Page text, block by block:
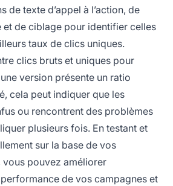
de texte d’appel à l’action, de
et de ciblage pour identifier celles
taux de clics uniques.
clics bruts et uniques pour
version présente un ratio
cela peut indiquer que les
ou rencontrent des problèmes
plusieurs fois. En testant et
sur la base de vos
pouvez améliorer
de vos campagnes et